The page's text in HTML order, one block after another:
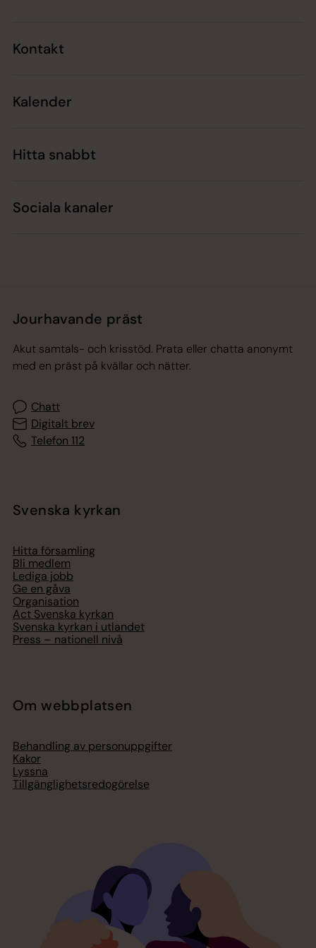
Kontakt
Kalender
Hitta snabbt
Sociala kanaler
Jourhavande präst
Akut samtals- och krisstöd. Prata eller chatta anonymt
med en präst på kvällar och nätter.
Chatt
Digitalt brev
Telefon 112
Svenska kyrkan
Hitta församling
Bli medlem
Lediga jobb
Ge en gåva
Organisation
Act Svenska kyrkan
Svenska kyrkan i utlandet
Press – nationell nivå
Om webbplatsen
Behandling av personuppgifter
Kakor
Lyssna
Tillgänglighetsredogörelse